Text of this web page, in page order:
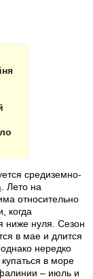
средиземно-
. Лето на
относительно
когда
ниже нуля. Сезон
в мае и длится
нередко
в море
– июль и